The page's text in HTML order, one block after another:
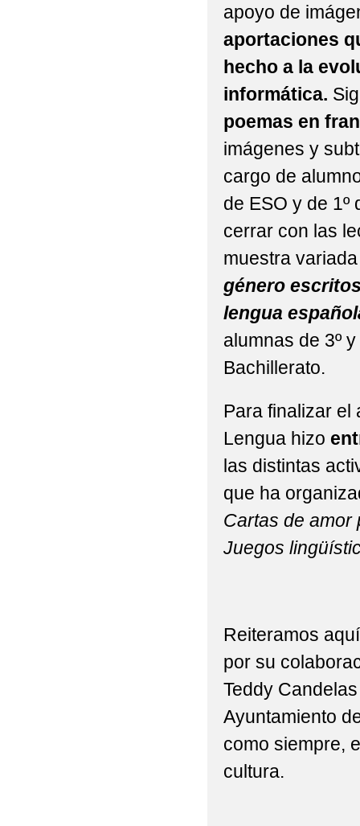
apoyo de
aportaciones
hecho a la
informática.
poemas en
imágenes y
cargo de
de ESO y de 1º
cerrar con las
muestra
género
lengua
alumnas de 3º
Bachillerato.
Para finalizar el
Lengua hizo
las distintas
que ha
Cartas de amor
Juegos
Reiteramos
por su
Teddy
Ayuntamiento
como siempre,
cultura.